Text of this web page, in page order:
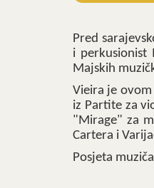
Pred
i perkusionist
Majskih
Vieira je
iz Partite za
"Mirage" za
Cartera i
Posjeta